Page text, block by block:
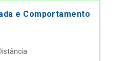
e Comportamento